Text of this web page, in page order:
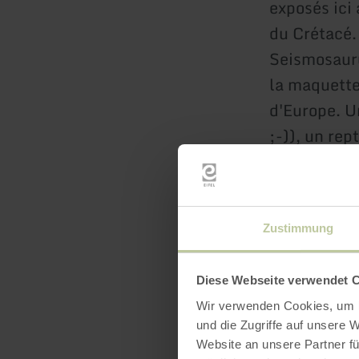
Zustimmung
Diese Webseite verwendet
Wir verwenden Cookies,
und die Zugriffe auf unsere
Website an unsere Partner
exposés
du
la
d'Europe.
;-)), un
de la
qui vivait il
en son